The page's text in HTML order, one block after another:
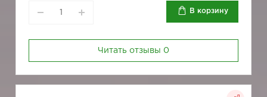
В корзину
Читать отзывы 0